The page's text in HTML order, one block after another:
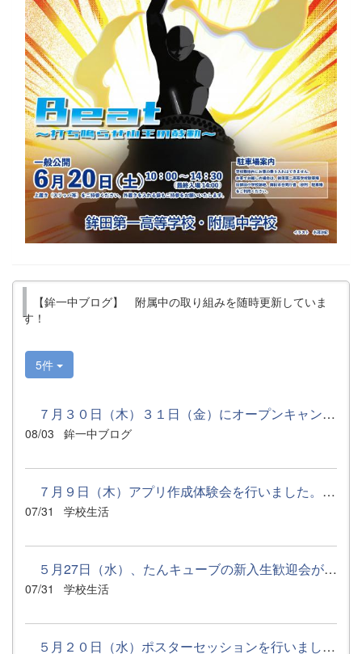
【鉾一中ブログ】 附属中の取り組みを随時更新していま
す！
5件
７月３０日（木）３１日（金）にオープンキャンパスを行いまし...
08/03 鉾一中ブログ
７月９日（木）アプリ作成体験会を行いました。 本校では、...
07/31 学校生活
５月27日（水）、たんキューブの新入生歓迎会が行われました。...
07/31 学校生活
５月２０日（水）ポスターセッションを行いました。 今回の...